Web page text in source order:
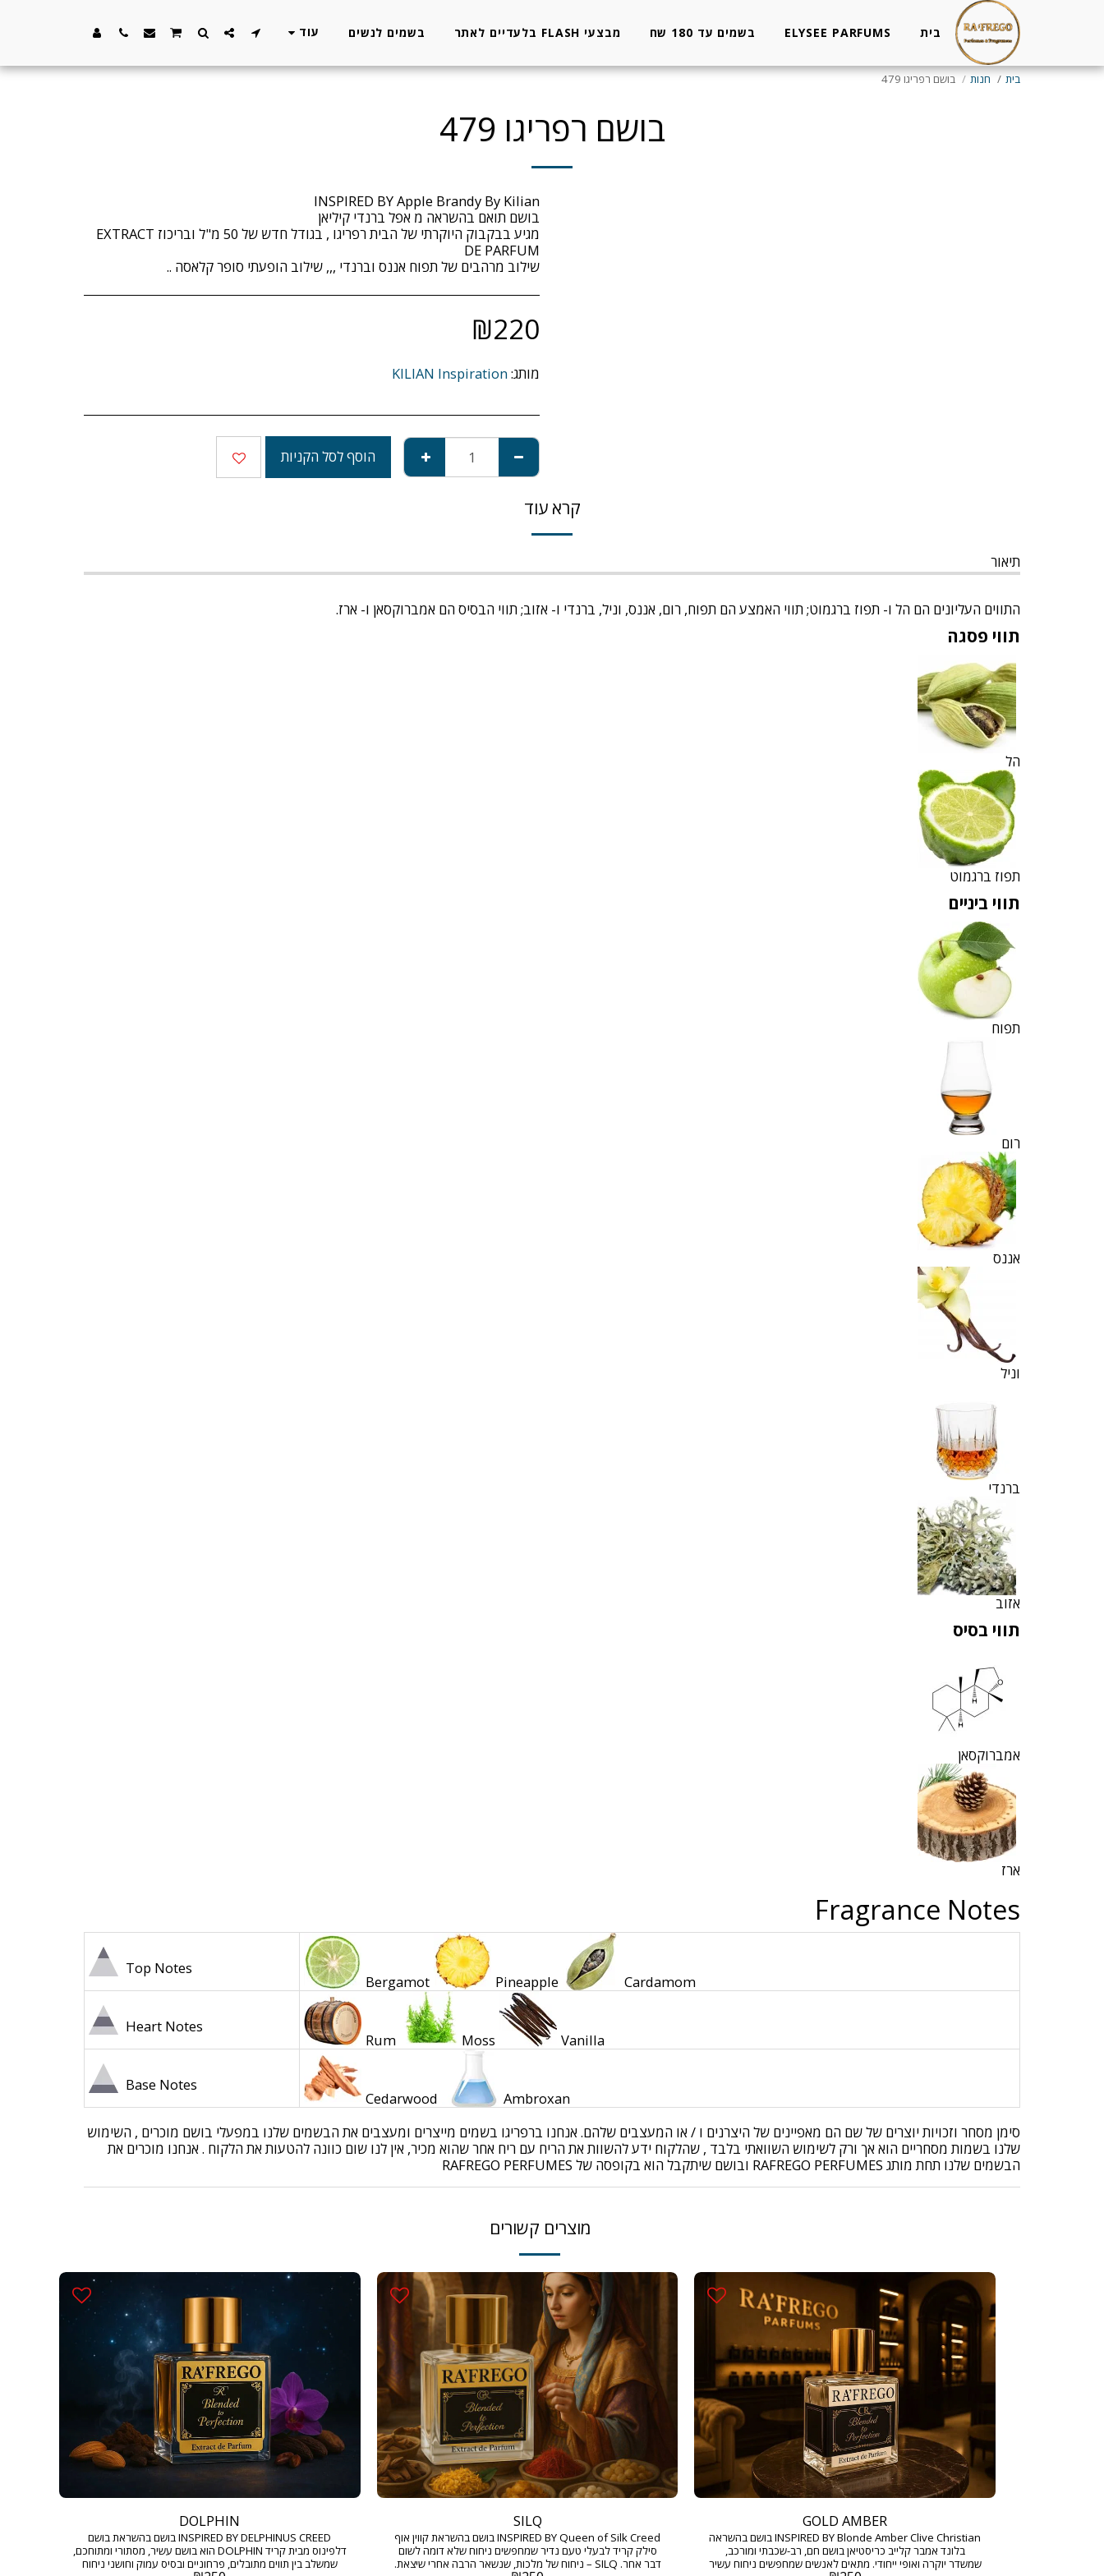
בית ELYSEE PARFUMS בשמים עד 180 שח מבצעי FLASH בלעדיים לאתר בשמים לנשים עוד
בית חנות בושם רפריגו 479
בושם רפריגו 479
מגיע בבקבוק היוקרתי של הבית רפריגו , בגודל חדש של 50 מ"ל ובריכוז EXTRACT
שילוב מרהבים של תפוח אננס וברנדי ,,, שילוב הופעתי סופר קלאסה ..
₪220
מותג:KILIAN Inspiration
הוסף לסל הקניות
קרא עוד
תיאור
התווים העליונים הם הל ו- תפוז ברגמוט; תווי האמצע הם תפוח, רום, אננס, וניל, ברנדי ו- אזוב; תווי הבסיס הם אמברוקסאן ו- ארז.
תווי פסגה
הל
תפוז ברגמוט
תווי ביניים
תפוח
רום
אננס
וניל
ברנדי
אזוב
תווי בסיס
אמברוקסאן
ארז
Fragrance Notes
Top Notes
Bergamot Pineapple Cardamom
Heart Notes
Rum Moss Vanilla
Base Notes
Cedarwood
Ambroxan
סימן מסחר וזכויות יוצרים של שם הם מאפיינים של היצרנים ו / או המעצבים שלהם. אנחנו ברפריגו בשמים מייצרים ומעצבים את הבשמים שלנו במפעלי בושם מוכרים , השימוש
שלנו בשמות מסחריים הוא אך ורק לשימוש השוואתי בלבד , שהלקוח ידע להשוות את הריח עם ריח אחר שהוא מכיר, אין לנו שום כוונה להטעות את הלקוח . אנחנו מוכרים את
הבשמים שלנו תחת מותג RAFREGO PERFUMES ובושם שיתקבל הוא בקופסה של RAFREGO PERFUMES
מוצרים קשורים
GOLD AMBER
INSPIRED BY Blonde Amber Clive Christian בושם בהשראה
בלונד אמבר קלייב כריסטיאן בושם חם, רב-שכבתי ומורכב,
שמשדר יוקרה ואופי ייחודי. מתאים לאנשים שמחפשים ניחוח עשיר
SILQ
INSPIRED BY Queen of Silk Creed בושם בהשראת קווין אוף
סילק קריד לבעלי טעם נדיר שמחפשים ניחוח שלא דומה לשום
דבר אחר. SILQ – ניחוח של מלכות, שנשאר הרבה אחרי שיצאת.
DOLPHIN
INSPIRED BY DELPHINUS CREED בושם בהשראת בושם
דלפינוס מבית קריד DOLPHIN הוא בושם עשיר, מסתורי ומתוחכם,
שמשלב בין תווים מתובלים, פרחוניים ובסיס עמוק וחושני ניחוח